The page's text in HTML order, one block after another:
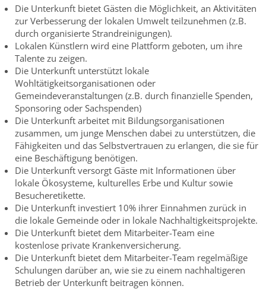
Die Unterkunft bietet Gästen die Möglichkeit, an Aktivitäten
zur Verbesserung der lokalen Umwelt teilzunehmen (z.B.
durch organisierte Strandreinigungen).
Lokalen Künstlern wird eine Plattform geboten, um ihre
Talente zu zeigen.
Die Unterkunft unterstützt lokale
Wohltätigkeitsorganisationen oder
Gemeindeveranstaltungen (z.B. durch finanzielle Spenden,
Sponsoring oder Sachspenden)
Die Unterkunft arbeitet mit Bildungsorganisationen
zusammen, um junge Menschen dabei zu unterstützen, die
Fähigkeiten und das Selbstvertrauen zu erlangen, die sie für
eine Beschäftigung benötigen.
Die Unterkunft versorgt Gäste mit Informationen über
lokale Ökosysteme, kulturelles Erbe und Kultur sowie
Besucheretikette.
Die Unterkunft investiert 10% ihrer Einnahmen zurück in
die lokale Gemeinde oder in lokale Nachhaltigkeitsprojekte.
Die Unterkunft bietet dem Mitarbeiter-Team eine
kostenlose private Krankenversicherung.
Die Unterkunft bietet dem Mitarbeiter-Team regelmäßige
Schulungen darüber an, wie sie zu einem nachhaltigeren
Betrieb der Unterkunft beitragen können.